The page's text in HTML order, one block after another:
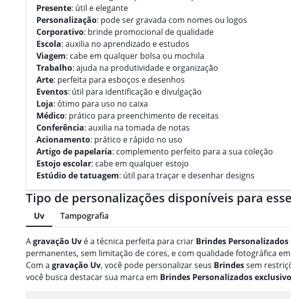
Presente: útil e elegante
Personalização: pode ser gravada com nomes ou logos
Corporativo: brinde promocional de qualidade
Escola: auxilia no aprendizado e estudos
Viagem: cabe em qualquer bolsa ou mochila
Trabalho: ajuda na produtividade e organização
Arte: perfeita para esboços e desenhos
Eventos: útil para identificação e divulgação
Loja: ótimo para uso no caixa
Médico: prático para preenchimento de receitas
Conferência: auxilia na tomada de notas
Acionamento: prático e rápido no uso
Artigo de papelaria: complemento perfeito para a sua coleção
Estojo escolar: cabe em qualquer estojo
Estúdio de tatuagem: útil para traçar e desenhar designs
Tipo de personalizações disponíveis para
Uv Tampografia
Agravação Uv é a técnica perfeita para criar Brindes Personalizados
permanentes, sem limitação de cores, e com qualidade fotográfica
Com a gravação Uv, você pode personalizar seus Brindessem
você busca destacar sua marca em Brindes Personalizados